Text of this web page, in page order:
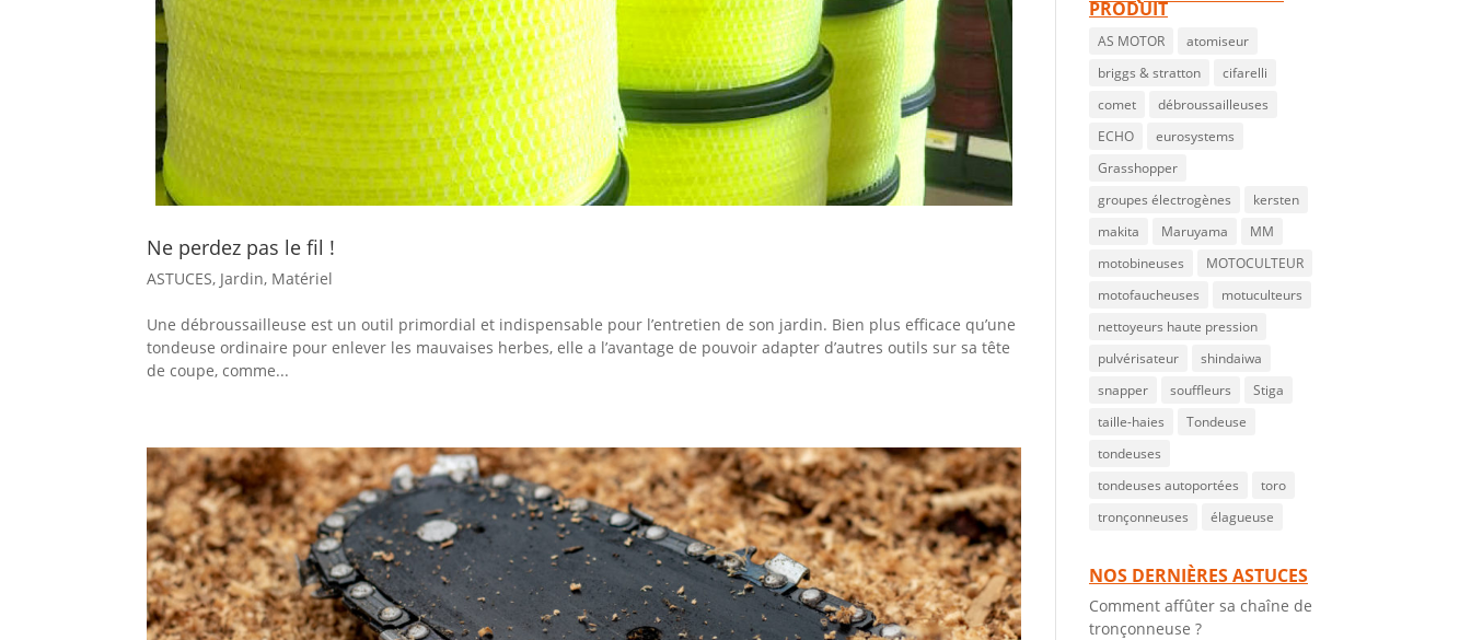
Ne perdez pas le fil !
ASTUCES, Jardin, Matériel
Une débroussailleuse est un outil primordial et indispensable pour l’entretien de son jardin. Bien plus efficace qu’une
tondeuse ordinaire pour enlever les mauvaises herbes, elle a l’avantage de pouvoir adapter d’autres outils sur sa tête
de coupe, comme...
PRODUIT
AS MOTOR
atomiseur
briggs & stratton
cifarelli
comet
débroussailleuses
ECHO
eurosystems
Grasshopper
groupes électrogènes
kersten
makita
Maruyama
MM
motobineuses
MOTOCULTEUR
motofaucheuses
motuculteurs
nettoyeurs haute pression
pulvérisateur
shindaiwa
snapper
souffleurs
Stiga
taille-haies
Tondeuse
tondeuses
tondeuses autoportées
toro
tronçonneuses
élagueuse
NOS DERNIÈRES ASTUCES
Comment affûter sa chaîne de
tronçonneuse ?